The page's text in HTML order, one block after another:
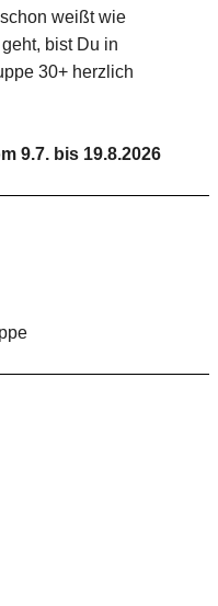
weißt wie
bist Du in
30+ herzlich
9.7. bis 19.8.2026